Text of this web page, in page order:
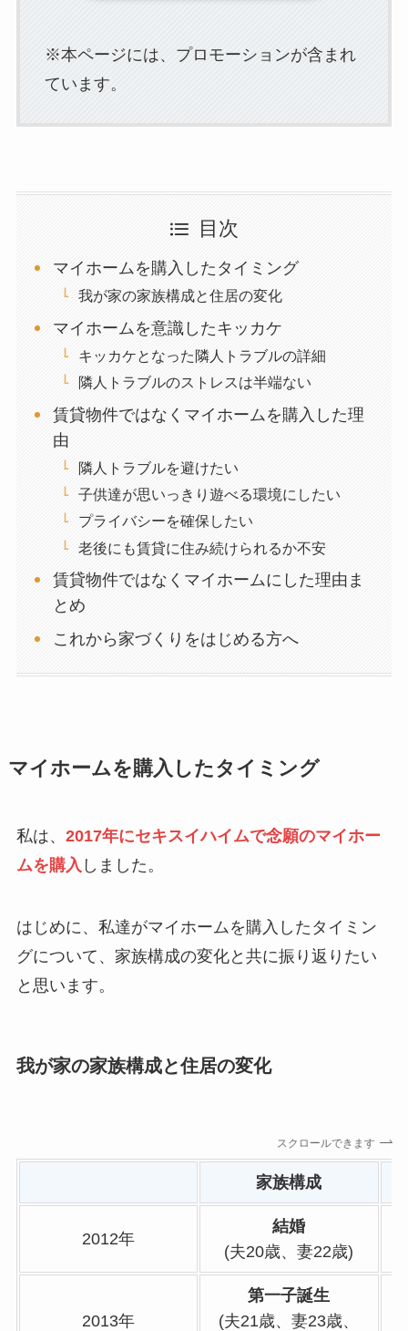
※本ページには、プロモーションが含まれ
ています。
目次
マイホームを購入したタイミング
我が家の家族構成と住居の変化
マイホームを意識したキッカケ
キッカケとなった隣人トラブルの詳細
隣人トラブルのストレスは半端ない
賃貸物件ではなくマイホームを購入した理
由
隣人トラブルを避けたい
子供達が思いっきり遊べる環境にしたい
プライバシーを確保したい
老後にも賃貸に住み続けられるか不安
賃貸物件ではなくマイホームにした理由ま
とめ
これから家づくりをはじめる方へ
マイホームを購入したタイミング
私は、 2017年にセキスイハイムで念願のマイホー
ムを購入 しました。
はじめに、私達がマイホームを購入したタイミン
グについて、家族構成の変化と共に振り返りたい
と思います。
我が家の家族構成と住居の変化
スクロールできます
家族構成
2012年
結婚
(夫20歳、妻22歳)
2013年
第一子誕生
(夫21歳、妻23歳、